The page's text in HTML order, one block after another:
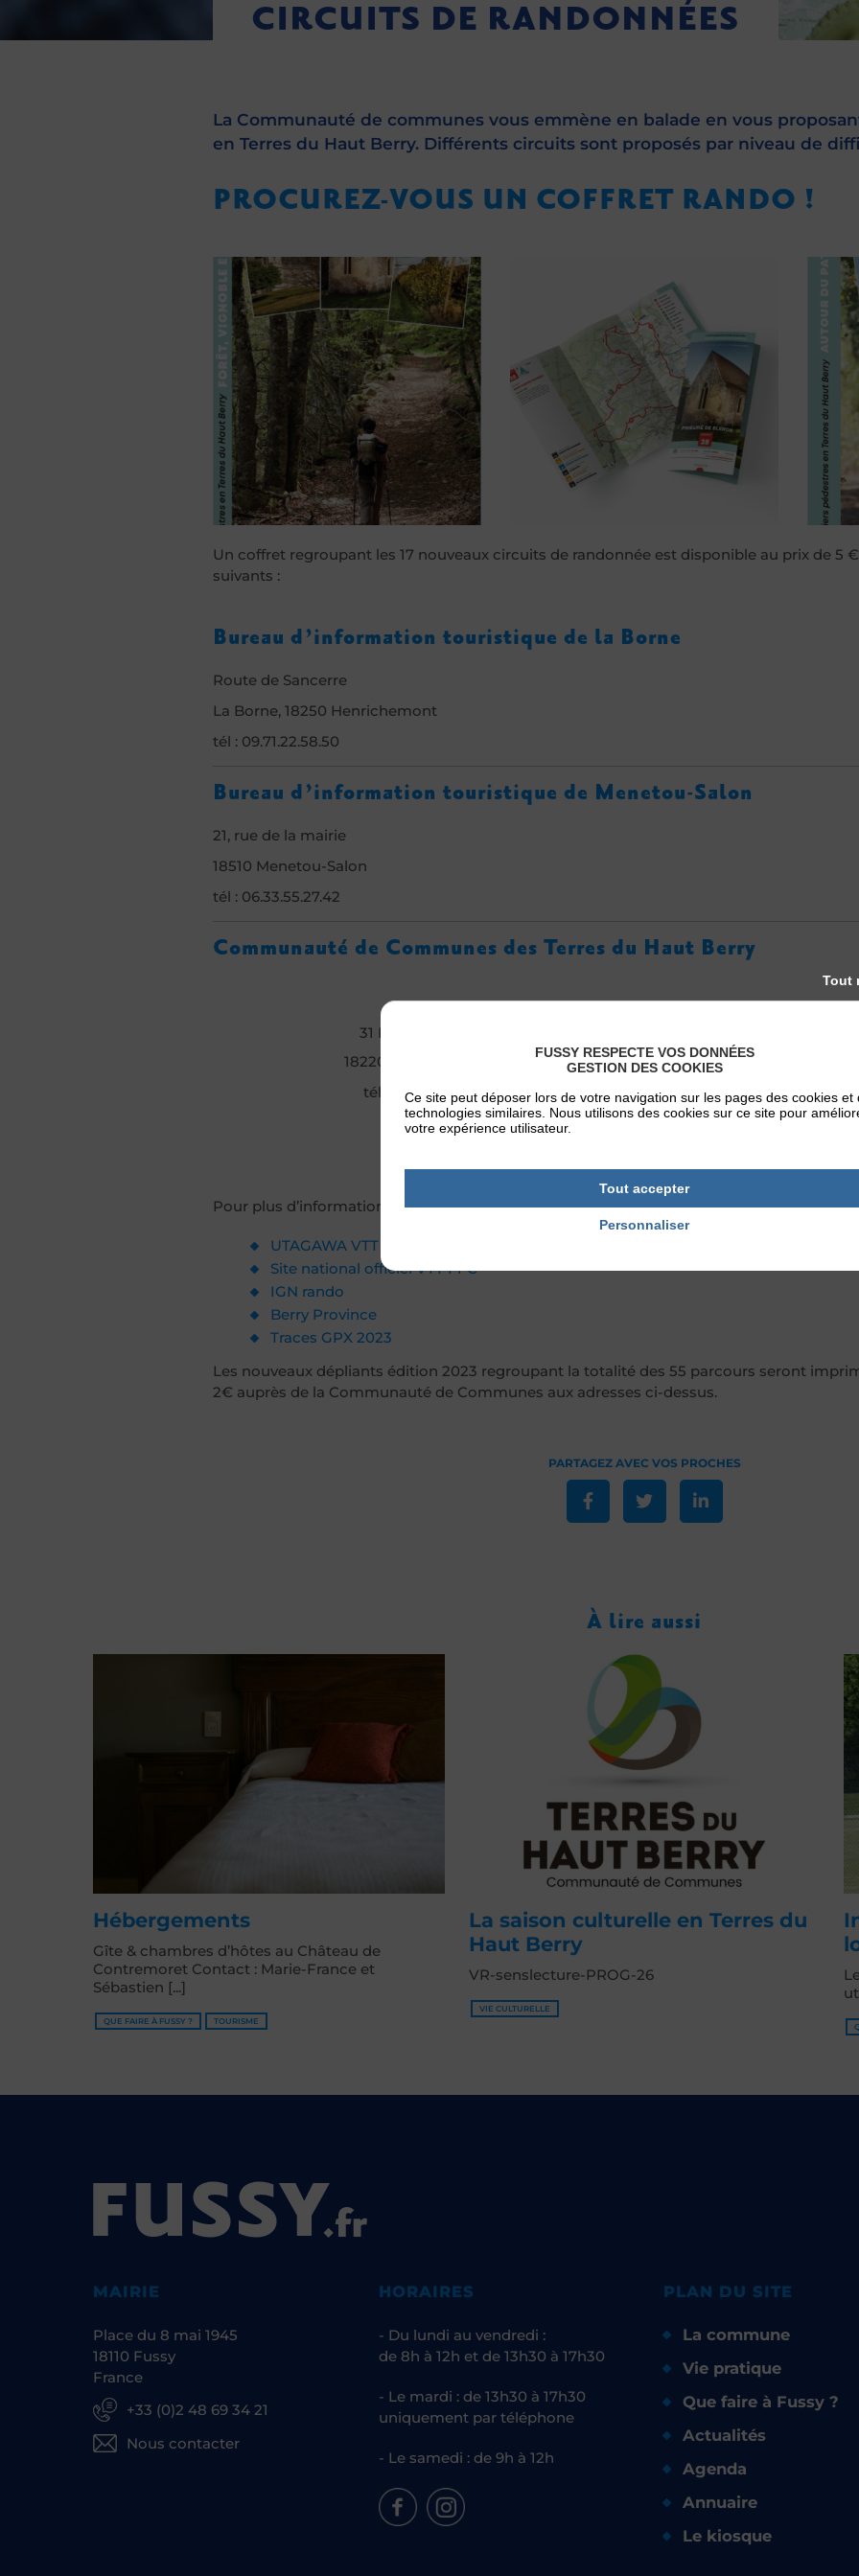
CIRCUITS DE RANDONNÉES
La Communauté de communes vous emmène en balade en vous
en Terres du Haut Berry. Différents circuits sont proposés par niveau de
PROCUREZ-VOUS UN COFFRET RANDO !
Un coffret regroupant les 17 nouveaux circuits de randonnée est disponible au prix de 5
suivants :
Bureau d’information touristique de la Borne
Route de Sancerre
La Borne, 18250 Henrichemont
tél : 09.71.22.58.50
Bureau d’information touristique de Menetou-Salon
21, rue de la mairie
18510 Menetou-Salon
tél : 06.33.55.27.42
Communauté de Communes des Terres du Haut Berry
31 B route de Rians
18220 les Aix d’Angillon
tél : 02.48.64.75.75
20,
18110
tél :
Pour plus d’informations, rendez-vous sur les sites suivants et découvrez les parcours
UTAGAWA VTT
Site national officiel VTT FFC
IGN rando
Berry Province
Traces GPX 2023
Les nouveaux dépliants édition 2023 regroupant la totalité des 55 parcours seront
2€ auprès de la Communauté de Communes aux adresses ci-dessus.
À lire aussi
Hébergements
Gîte & chambres d’hôtes au Château de
Contremoret Contact : Marie-France et
Sébastien [...]
QUE FAIRE À FUSSY ? TOURISME
La saison culturelle en Terres du
Haut Berry
VR-senslecture-PROG-26
VIE CULTURELLE
MAIRIE
Place du 8 mai 1945
18110 Fussy
France
+33 (0)2 48 69 34 21
Nous contacter
HORAIRES
- Du lundi au vendredi :
de 8h à 12h et de 13h30 à 17h30
- Le mardi : de 13h30 à 17h30
uniquement par téléphone
- Le samedi : de 9h à 12h
PLAN DU SITE
La commune
Vie pratique
Que faire à Fussy ?
Actualités
Agenda
Annuaire
Le kiosque
FUSSY RESPECTE VOS DONNÉES
GESTION DES COOKIES
Ce site peut déposer lors de votre navigation sur les pages des cookies et
technologies similaires. Nous utilisons des cookies sur ce site pour
votre expérience utilisateur.
Tout accepter
Tout
Personnaliser